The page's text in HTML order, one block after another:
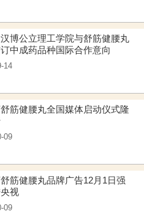
博公立理工学院与舒筋健腰丸
中成药品种国际合作意向
14
筋健腰丸全国媒体启动仪式隆
09
筋健腰丸品牌广告12月1日强
视
09